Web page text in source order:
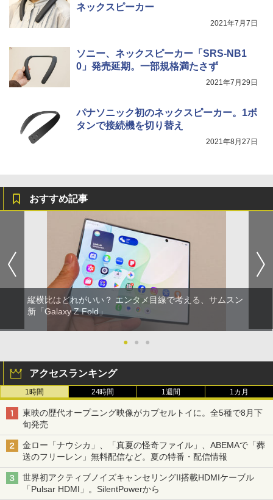
ネックスピーカー
2021年7月7日
ソニー、ネックスピーカー「SRS-NB1
0」発売延期。一部規格満たさず
2021年7月29日
パナソニック初のネックスピーカー。1ボ
タンで接続機を切り替え
2021年8月27日
おすすめ記事
縦横比はどれがいい？ エンタメ目線で考える、サムスン
新「Galaxy Z Fold」
● ● ●
アクセスランキング
1時間 24時間 1週間 1カ月
東映の歴代オープニング映像がカプセルトイに。全5種で8月下
旬発売
金ロー「ナウシカ」、「真夏の怪奇ファイル」、ABEMAで「葬
送のフリーレン」無料配信など。夏の特番・配信情報
世界初アクティブノイズキャンセリングII搭載HDMIケーブル
「Pulsar HDMI」。SilentPowerから